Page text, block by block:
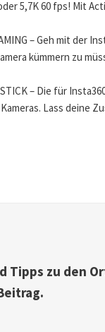
5,7K 60 fps! Mit
– Geh mit der
kümmern zu
STICK – Die für
Lass deine
Tipps zu den